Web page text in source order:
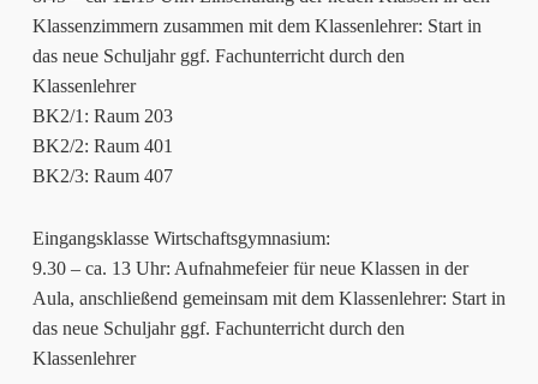
Klassenzimmern zusammen mit dem Klassenlehrer: Start in
das neue Schuljahr ggf. Fachunterricht durch den
Klassenlehrer
BK2/1: Raum 203
BK2/2: Raum 401
BK2/3: Raum 407
Eingangsklasse Wirtschaftsgymnasium:
9.30 – ca. 13 Uhr: Aufnahmefeier für neue Klassen in der
Aula, anschließend gemeinsam mit dem Klassenlehrer: Start in
das neue Schuljahr ggf. Fachunterricht durch den
Klassenlehrer